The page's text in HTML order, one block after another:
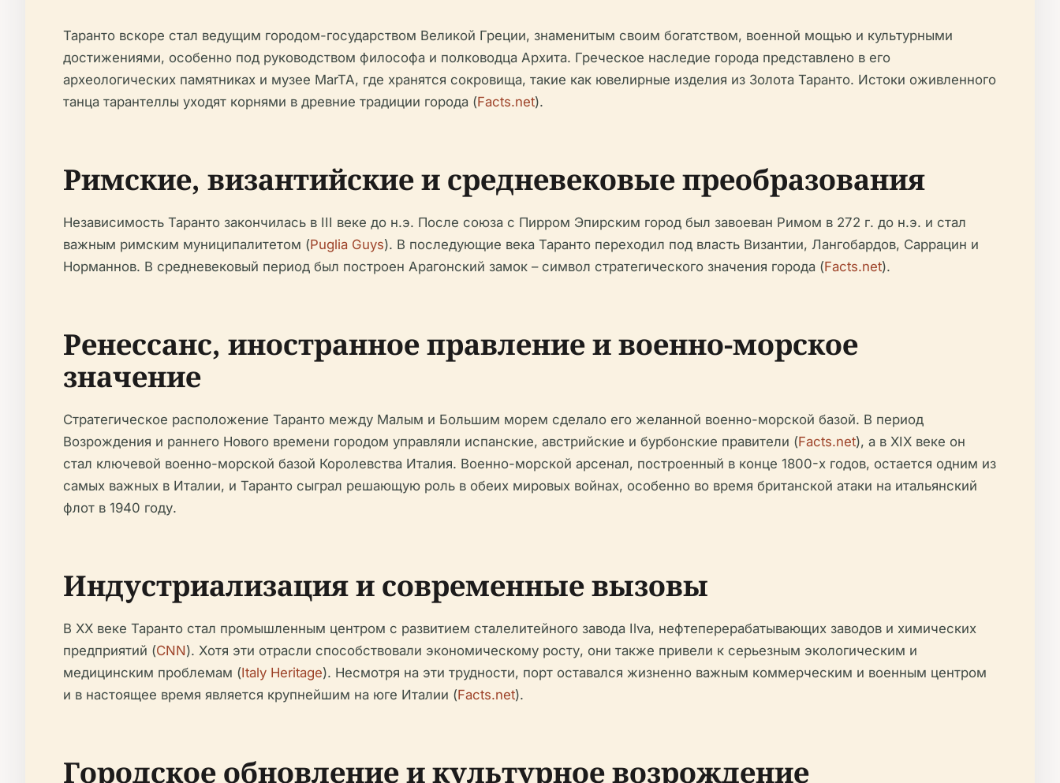
Таранто вскоре стал ведущим городом-государством Великой Греции, знаменитым своим богатством, военной мощью и культурными
достижениями, особенно под руководством философа и полководца Архита. Греческое наследие города представлено в его
археологических памятниках и музее MarTA, где хранятся сокровища, такие как ювелирные изделия из Золота Таранто. Истоки оживленного
танца тарантеллы уходят корнями в древние традиции города (Facts.net).
Римские, византийские и средневековые преобразования
Независимость Таранто закончилась в III веке до н.э. После союза с Пирром Эпирским город был завоеван Римом в 272 г. до н.э. и стал
важным римским муниципалитетом (Puglia Guys). В последующие века Таранто переходил под власть Византии, Лангобардов, Саррацин и
Норманнов. В средневековый период был построен Арагонский замок – символ стратегического значения города (Facts.net).
Ренессанс, иностранное правление и военно-морское
значение
Стратегическое расположение Таранто между Малым и Большим морем сделало его желанной военно-морской базой. В период
Возрождения и раннего Нового времени городом управляли испанские, австрийские и бурбонские правители (Facts.net), а в XIX веке он
стал ключевой военно-морской базой Королевства Италия. Военно-морской арсенал, построенный в конце 1800-х годов, остается одним из
самых важных в Италии, и Таранто сыграл решающую роль в обеих мировых войнах, особенно во время британской атаки на итальянский
флот в 1940 году.
Индустриализация и современные вызовы
В XX веке Таранто стал промышленным центром с развитием сталелитейного завода Ilva, нефтеперерабатывающих заводов и химических
предприятий (CNN). Хотя эти отрасли способствовали экономическому росту, они также привели к серьезным экологическим и
медицинским проблемам (Italy Heritage). Несмотря на эти трудности, порт оставался жизненно важным коммерческим и военным центром
и в настоящее время является крупнейшим на юге Италии (Facts.net).
Городское обновление и культурное возрождение